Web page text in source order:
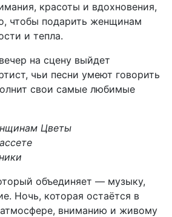
красоты и вдохновения,
чтобы подарить женщинам
и тепла.
на сцену выйдет
чьи песни умеют говорить
свои самые любимые
Цветы
объединяет — музыку,
Ночь, которая остаётся в
атмосфере, вниманию и живому